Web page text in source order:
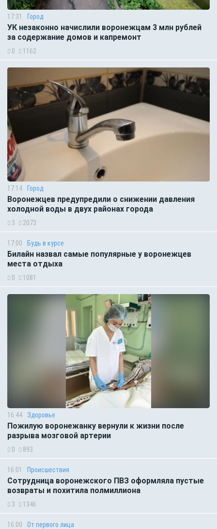
17:31 Город
УК незаконно начислили воронежцам 3 млн рублей
за содержание домов и капремонт
0 1162
17:14 Город
Воронежцев предупредили о снижении давления
холодной воды в двух районах города
3 2073
17:00 Будь в курсе
Билайн назвал самые популярные у воронежцев
места отдыха
0 1081
16:44 Здоровье
Пожилую воронежанку вернули к жизни после
разрыва мозговой артерии
0 893
16:01 Происшествия
Сотрудница воронежского ПВЗ оформляла пустые
возвраты и похитила полмиллиона
3 1346
16:00 От первого лица